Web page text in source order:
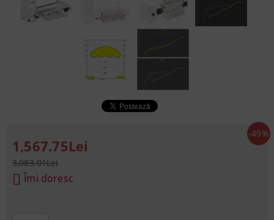
-49%
1,567.75Lei
3,083.01Lei
Îmi doresc